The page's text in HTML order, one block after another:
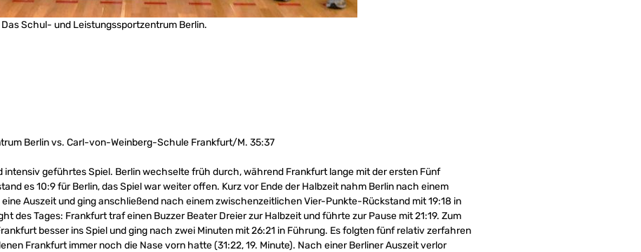
Das Schul- und Leistungssportzentrum Berlin.
Berlin vs. Carl-von-Weinberg-Schule Frankfurt/M. 35:37
intensiv geführtes Spiel. Berlin wechselte früh durch, während Frankfurt lange mit der ersten Fünf
es 10:9 für Berlin, das Spiel war weiter offen. Kurz vor Ende der Halbzeit nahm Berlin nach einem
Auszeit und ging anschließend nach einem zwischenzeitlichen Vier-Punkte-Rückstand mit 19:18 in
des Tages: Frankfurt traf einen Buzzer Beater Dreier zur Halbzeit und führte zur Pause mit 21:19. Zum
besser ins Spiel und ging nach zwei Minuten mit 26:21 in Führung. Es folgten fünf relativ zerfahren
Frankfurt immer noch die Nase vorn hatte (31:22, 19. Minute). Nach einer Berliner Auszeit verlor